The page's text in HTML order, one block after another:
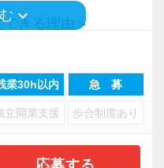
きる理由＞
減
中可能
の高い案件あり
る環境
keyboard_arrow_down
業30h以内 急 募
立開業支援 歩合制度あり